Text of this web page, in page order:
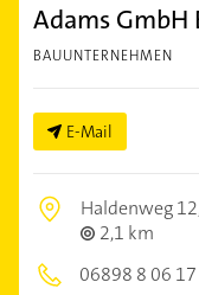
Adams
BAUUNTERNEHMEN
E-Mail
Haldenweg
2,1 km
06898 8 06 17